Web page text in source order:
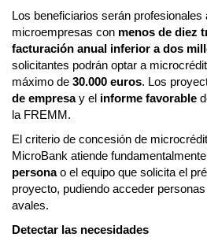
Los beneficiarios serán profesionales
microempresas con menos de diez
facturación anual inferior a dos
solicitantes podrán optar a
máximo de 30.000 euros. Los
de empresay el informe favorable
la FREMM.
El criterio de concesión de
MicroBank atiende
personao el equipo que solicita el
proyecto, pudiendo acceder
avales.
Detectar las necesidades